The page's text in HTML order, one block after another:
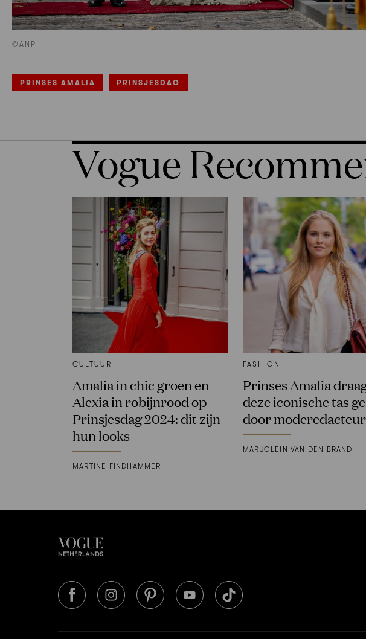
©ANP
PRINSES AMALIA PRINSJESDAG
Vogue
CULTUUR
Amalia in chic groen en
Alexia in robijnrood op
Prinsjesdag 2024: dit zijn
hun looks
MARTINE FINDHAMMER
FASHION
Prinses Amalia
deze iconische tas
door
MARJOLEIN VAN DEN BRAND